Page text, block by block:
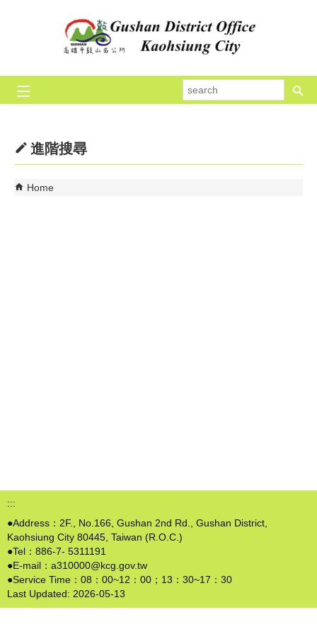
進階搜尋
Home
:::
●Address：2F., No.166, Gushan 2nd Rd., Gushan District,
Kaohsiung City 80445, Taiwan (R.O.C.)
●Tel：886-7- 5311191
●E-mail：a310000@kcg.gov.tw
●Service Time：08：00~12：00；13：30~17：30
Last Updated: 2026-05-13